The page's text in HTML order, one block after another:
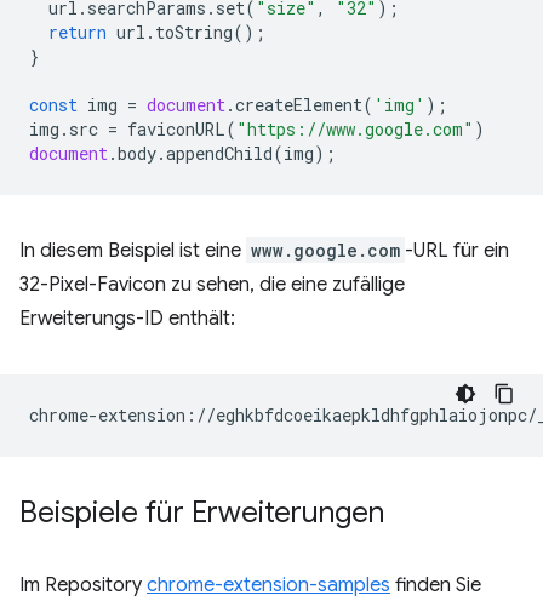
url . searchParams . set( "size" , "32" );
return url . toString();
}
const img = document.createElement( 'img' );
img . src = faviconURL( "https://www.google.com" )
document.body.appendChild(img);
In diesem Beispiel ist eine www.google.com -URL für ein
32-Pixel-Favicon zu sehen, die eine zufällige
Erweiterungs-ID enthält:
Beispiele für Erweiterungen
Im Repository chrome-extension-samples finden Sie